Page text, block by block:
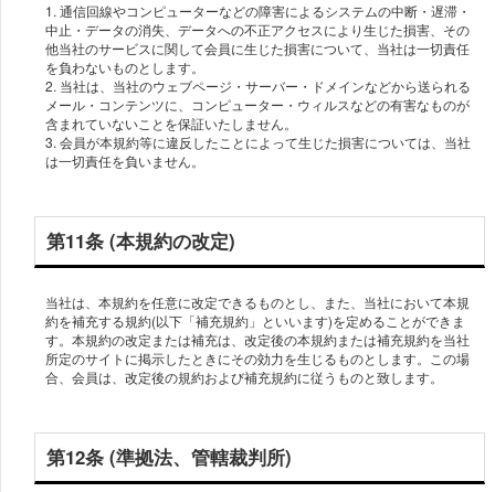
1. 通信回線やコンピューターなどの障害によるシステムの中断・遅滞・
中止・データの消失、データへの不正アクセスにより生じた損害、その
他当社のサービスに関して会員に生じた損害について、当社は一切責任
を負わないものとします。
2. 当社は、当社のウェブページ・サーバー・ドメインなどから送られる
メール・コンテンツに、コンピューター・ウィルスなどの有害なものが
含まれていないことを保証いたしません。
3. 会員が本規約等に違反したことによって生じた損害については、当社
は一切責任を負いません。
第11条 (本規約の改定)
当社は、本規約を任意に改定できるものとし、また、当社において本規
約を補充する規約(以下「補充規約」といいます)を定めることができま
す。本規約の改定または補充は、改定後の本規約または補充規約を当社
所定のサイトに掲示したときにその効力を生じるものとします。この場
合、会員は、改定後の規約および補充規約に従うものと致します。
第12条 (準拠法、管轄裁判所)